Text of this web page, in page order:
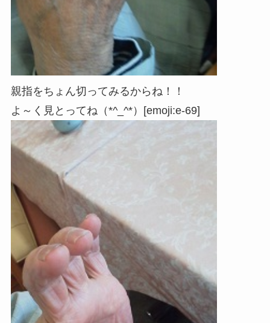
親指をちょん切ってみるからね！！
よ～く見とってね（*^_^*）[emoji:e-69]